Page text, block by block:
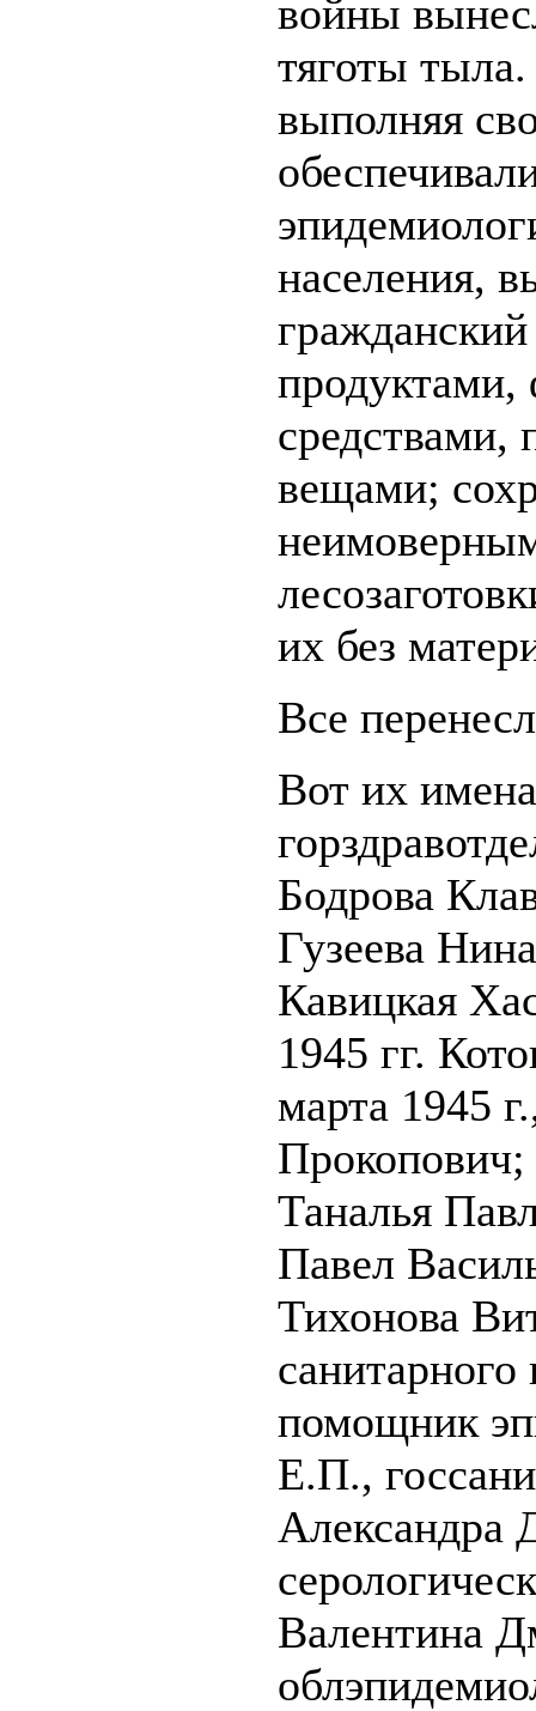
войны
тяготы
выполняя
населения,
средствами,
вещами;
их без
Все
Вот их
Бодрова
Гузеева
Кавицкая
1945 гг.
марта 1945
Прокопович;
Таналья
Павел
Тихонова
помощник
Е.П.,
Александра
Валентина